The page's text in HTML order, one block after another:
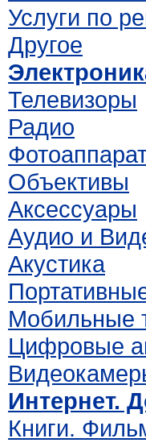
Услуги по
Другое
Телевизоры
Радио
Объективы
Аксессуары
Аудио и
Акустика
Мобильные
Цифровые
Интернет.
Книги.